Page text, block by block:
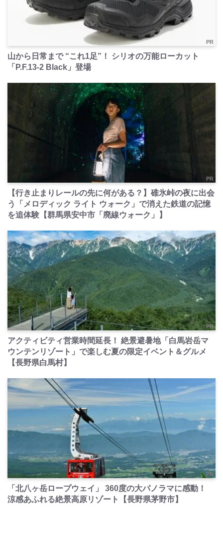
PR
山から日常まで “これ1足”！ シリオの万能ローカット
「P.F.13-2 Black」登場
PR
【行き止まりレールの先に何がある？】碓氷峠の夜に出会
う「メロディック ライト ウォーク」で消えた鉄道の記憶
を追体験【群馬県安中市「廃線ウォーク」】
PR
アクティビティ営業時間延長！ 絶景避暑地「白馬岩岳マ
ウンテンリゾート」で楽しむ夏の限定イベント＆グルメ
【長野県白馬村】
PR
「北八ヶ岳ロープウェイ」 360度の大パノラマに感動！
涼感あふれる絶景高原リゾート【長野県茅野市】